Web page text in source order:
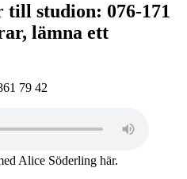
studion: 076-171
lämna ett
Alice Söderling här.